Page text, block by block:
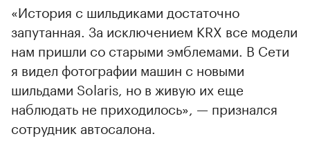
«История с шильдиками достаточно
запутанная. За исключением KRX все модели
нам пришли со старыми эмблемами. В Сети
я видел фотографии машин с новыми
шильдами Solaris, но в живую их еще
наблюдать не приходилось», — признался
сотрудник автосалона.